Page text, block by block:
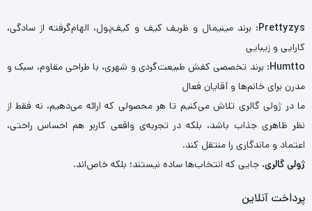
Prettyzys: برند مینیمال و ظریف کیف و کیف‌پول، الهام‌گرفته از سادگی،
کارایی و زیبایی
Humtto: برند تخصصی کفش طبیعت‌گردی و شهری، با طراحی مقاوم، سبک و
مدرن برای خانم‌ها و آقایان فعال
ما در ژولی گالری تلاش می‌کنیم تا هر محصولی که ارائه می‌دهیم، نه فقط از
نظر ظاهری جذاب باشد، بلکه در تجربه‌ی واقعی کاربر هم احساس راحتی،
اعتماد و ماندگاری را منتقل کند.
ژولی گالری، جایی که انتخاب‌ها ساده نیستند؛ بلکه خاص‌اند.
پرداخت آنلاین